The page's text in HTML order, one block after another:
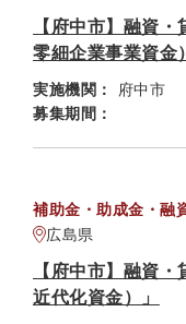
【府中市】融資
零細企業事業資金
実施機関：
府中市
募集期間：
補助金・助成金・融
広島県
【府中市】融資
近代化資金）」